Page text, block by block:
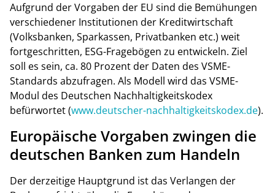
Aufgrund der Vorgaben der EU sind die Bemühungen
verschiedener Institutionen der Kreditwirtschaft
(Volksbanken, Sparkassen, Privatbanken etc.) weit
fortgeschritten, ESG-Fragebögen zu entwickeln. Ziel
soll es sein, ca. 80 Prozent der Daten des VSME-
Standards abzufragen. Als Modell wird das VSME-
Modul des Deutschen Nachhaltigkeitskodex
befürwortet (www.deutscher-nachhaltigkeitskodex.de).
Europäische Vorgaben zwingen die
deutschen Banken zum Handeln
Der derzeitige Hauptgrund ist das Verlangen der